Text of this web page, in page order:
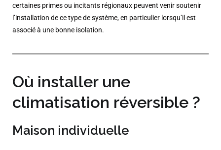
certaines primes ou incitants régionaux peuvent venir soutenir
l’installation de ce type de système, en particulier lorsqu’il est
associé à une bonne isolation.
Où installer une
climatisation réversible ?
Maison individuelle